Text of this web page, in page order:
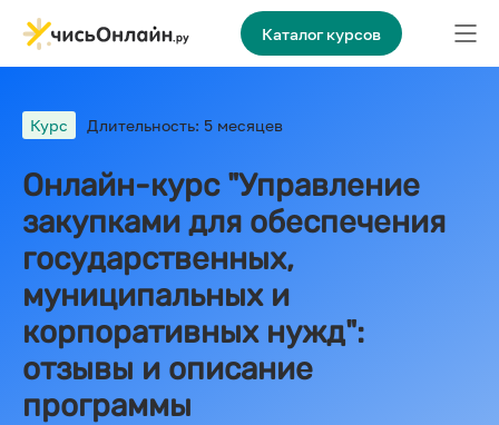
Каталог курсов
Курс Длительность: 5 месяцев
Онлайн-курс "Управление
закупками для обеспечения
государственных,
муниципальных и
корпоративных нужд":
отзывы и описание
программы